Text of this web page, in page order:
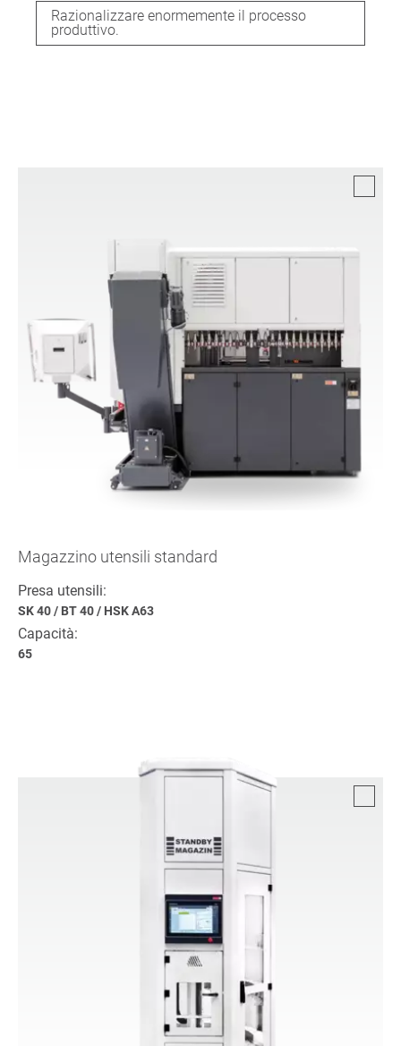
Razionalizzare enormemente il processo
produttivo.
Magazzino utensili standard
Presa utensili:
SK 40/ BT 40/ HSK A63
Capacità:
65